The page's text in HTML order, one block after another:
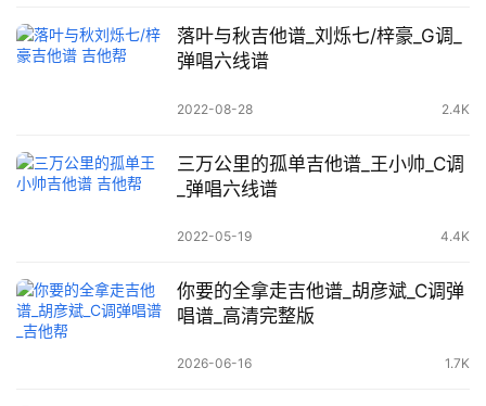
落叶与秋吉他谱_刘烁七/梓豪_G调_
弹唱六线谱
2022-08-28 2.4K
三万公里的孤单吉他谱_王小帅_C调
_弹唱六线谱
2022-05-19 4.4K
你要的全拿走吉他谱_胡彦斌_C调弹
唱谱_高清完整版
2026-06-16 1.7K